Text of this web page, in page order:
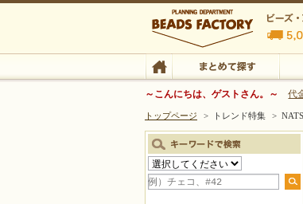
ビーズファクトリー ビーズ・パー
TOP まとめて探す
～こんにちは、ゲストさん。～ 代
トップページ > トレンド特集 >